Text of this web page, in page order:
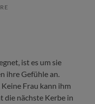
ist es um sie
ihre Gefühle an.
Frau kann ihm
die nächste Kerbe in